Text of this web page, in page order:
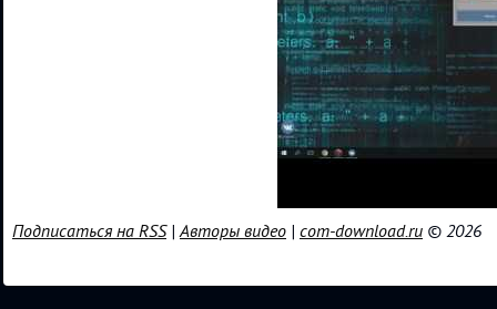
Подписаться на RSS|Авторы видео | com-download.ru © 2026